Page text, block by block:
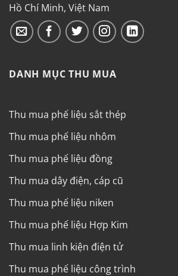
Hồ Chí Minh, Việt Nam
DANH MỤC THU MUA
Thu mua phế liệu sắt thép
Thu mua phế liệu nhôm
Thu mua phế liệu đồng
Thu mua dây điện, cáp cũ
Thu mua phế liệu niken
Thu mua phế liệu Hợp Kim
Thu mua linh kiện điện tử
Thu mua phế liệu công trình